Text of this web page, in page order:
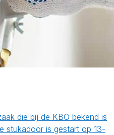
die bij de KBO bekend is
stukadoor is gestart op 13-